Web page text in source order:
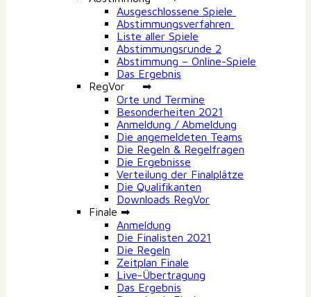
Ausgeschlossene Spiele
Abstimmungsverfahren
Liste aller Spiele
Abstimmungsrunde 2
Abstimmung – Online-Spiele
Das Ergebnis
RegVor ➡
Orte und Termine
Besonderheiten 2021
Anmeldung / Abmeldung
Die angemeldeten Teams
Die Regeln & Regelfragen
Die Ergebnisse
Verteilung der Finalplätze
Die Qualifikanten
Downloads RegVor
Finale ➡
Anmeldung
Die Finalisten 2021
Die Regeln
Zeitplan Finale
Live-Übertragung
Das Ergebnis